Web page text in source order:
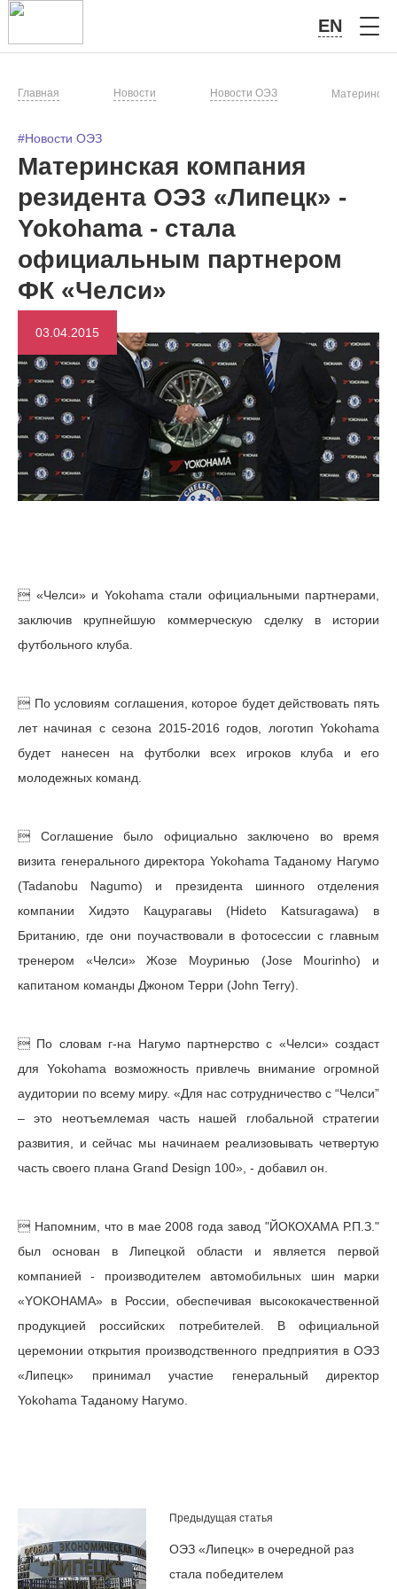
EN
Главная Новости Новости ОЭЗ
#Новости ОЭЗ
Материнская компания
резидента ОЭЗ «Липецк» -
Yokohama - стала
официальным партнером
ФК «Челси»
03.04.2015
 «Челси» и Yokohama стали официальными партнерами,
заключив крупнейшую коммерческую сделку в истории
футбольного клуба.
 По условиям соглашения, которое будет действовать пять
лет начиная с сезона 2015-2016 годов, логотип Yokohama
будет нанесен на футболки всех игроков клуба и его
молодежных команд.
 Соглашение было официально заключено во время
визита генерального директора Yokohama Таданому Нагумо
(Tadanobu Nagumo) и президента шинного отделения
компании Хидэто Кацурагавы (Hideto Katsuragawa) в
Британию, где они поучаствовали в фотосессии с главным
тренером «Челси» Жозе Моуринью (Jose Mourinho) и
капитаном команды Джоном Терри (John Terry).
 По словам г-на Нагумо партнерство с «Челси» создаст
для Yokohama возможность привлечь внимание огромной
аудитории по всему миру. «Для нас сотрудничество с “Челси”
– это неотъемлемая часть нашей глобальной стратегии
развития, и сейчас мы начинаем реализовывать четвертую
часть своего плана Grand Design 100», - добавил он.
 Напомним, что в мае 2008 года завод "ЙОКОХАМА Р.П.З."
был основан в Липецкой области и является первой
компанией - производителем автомобильных шин марки
«YOKOHAMA» в России, обеспечивая высококачественной
продукцией российских потребителей. В официальной
церемонии открытия производственного предприятия в ОЭЗ
«Липецк» принимал участие генеральный директор
Yokohama Таданому Нагумо.
Предыдущая статья
ОЭЗ «Липецк» в очередной раз
стала победителем